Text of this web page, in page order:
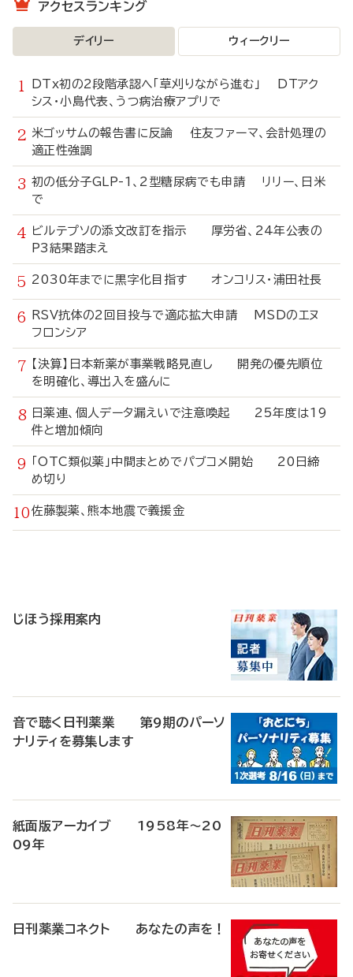
アクセスランキング
デイリー ウィークリー
DTx初の2段階承認へ「草刈りながら進む」 DTアク
シス・小島代表、うつ病治療アプリで
米ゴッサムの報告書に反論 住友ファーマ、会計処理の
適正性強調
初の低分子GLP-1、2型糖尿病でも申請 リリー、日米
で
ビルテプソの添文改訂を指示 厚労省、24年公表の
P3結果踏まえ
2030年までに黒字化目指す オンコリス・浦田社長
RSV抗体の2回目投与で適応拡大申請 MSDのエヌ
フロンシア
【決算】日本新薬が事業戦略見直し 開発の優先順位
を明確化、導出入を盛んに
日薬連、個人データ漏えいで注意喚起 25年度は19
件と増加傾向
「OTC類似薬」中間まとめでパブコメ開始 20日締
め切り
佐藤製薬、熊本地震で義援金
じほう採用案内
音で聴く日刊薬業 第9期のパーソ
ナリティを募集します
紙面版アーカイブ 1958年～20
09年
日刊薬業コネクト あなたの声を！